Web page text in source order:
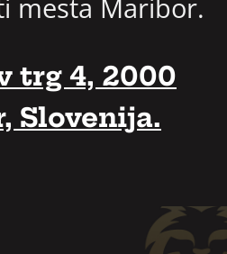
mesta Maribor.
trg 4, 2000
Slovenija.